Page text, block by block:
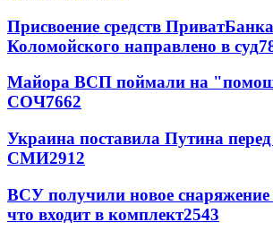
Присвоение средств
Коломойского направлено в суд
Майора ВСП поймали на
СОЧ7662
Украина поставила Путина
СМИ2912
ВСУ получили новое снаряжение
что входит в комплект2543